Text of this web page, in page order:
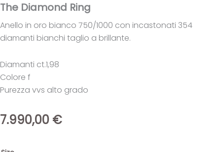
The Diamond Ring
Anello in oro bianco 750/1000 con incastonati 354
diamanti bianchi taglio a brillante.
Diamanti ct.1,98
Colore f
Purezza vvs alto grado
7.990,00 €
The